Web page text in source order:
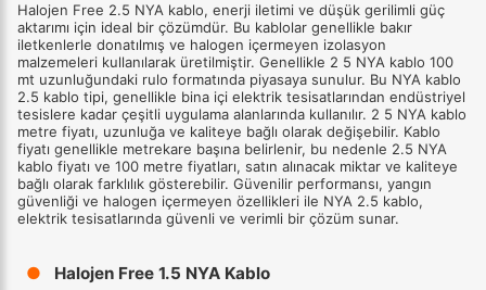
Halojen Free 2.5 NYA kablo, enerji iletimi ve düşük gerilimli güç
aktarımı için ideal bir çözümdür. Bu kablolar genellikle bakır
iletkenlerle donatılmış ve halogen içermeyen izolasyon
malzemeleri kullanılarak üretilmiştir. Genellikle 2 5 NYA kablo 100
mt uzunluğundaki rulo formatında piyasaya sunulur. Bu NYA kablo
2.5 kablo tipi, genellikle bina içi elektrik tesisatlarından endüstriyel
tesislere kadar çeşitli uygulama alanlarında kullanılır. 2 5 NYA kablo
metre fiyatı, uzunluğa ve kaliteye bağlı olarak değişebilir. Kablo
fiyatı genellikle metrekare başına belirlenir, bu nedenle 2.5 NYA
kablo fiyatı ve 100 metre fiyatları, satın alınacak miktar ve kaliteye
bağlı olarak farklılık gösterebilir. Güvenilir performansı, yangın
güvenliği ve halogen içermeyen özellikleri ile NYA 2.5 kablo,
elektrik tesisatlarında güvenli ve verimli bir çözüm sunar.
● Halojen Free 1.5 NYA Kablo